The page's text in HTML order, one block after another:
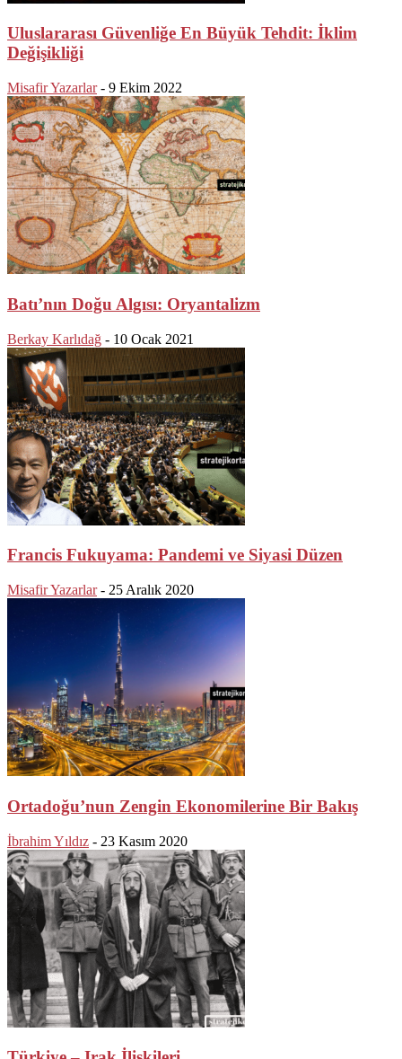
Uluslararası Güvenliğe En Büyük Tehdit: İklim
Değişikliği
Misafir Yazarlar - 9 Ekim 2022
Batı’nın Doğu Algısı: Oryantalizm
Berkay Karlıdağ - 10 Ocak 2021
Francis Fukuyama: Pandemi ve Siyasi Düzen
Misafir Yazarlar - 25 Aralık 2020
Ortadoğu’nun Zengin Ekonomilerine Bir Bakış
İbrahim Yıldız - 23 Kasım 2020